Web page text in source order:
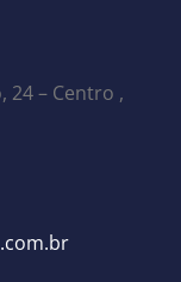
24 – Centro ,